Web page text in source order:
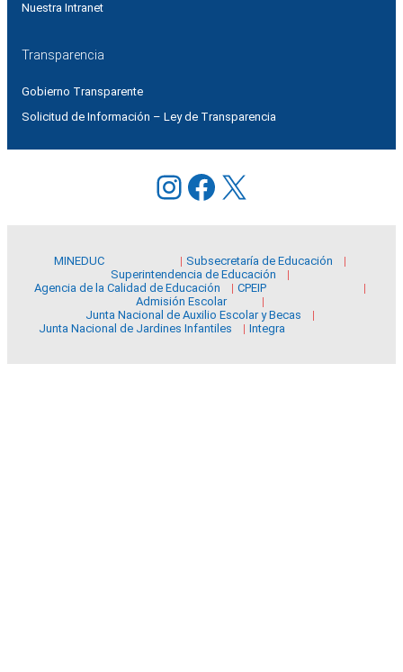
Nuestra Intranet
Transparencia
Gobierno Transparente
Solicitud de Información – Ley de Transparencia
Instagram
Facebook
X
MINEDUC
Subsecretaría de Educación
Superintendencia de Educación
Agencia de la Calidad de Educación
CPEIP
Admisión Escolar
Junta Nacional de Auxilio Escolar y Becas
Junta Nacional de Jardines Infantiles
Integra